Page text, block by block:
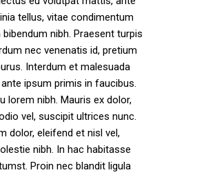
tellus, vitae condimentum
bibendum nibh. Praesent turpis
nec venenatis id, pretium
Interdum et malesuada
ipsum primis in faucibus.
lorem nibh. Mauris ex dolor,
vel, suscipit ultrices nunc.
dolor, eleifend et nisl vel,
nibh. In hac habitasse
Proin nec blandit ligula